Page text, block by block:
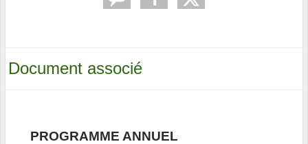
Document associé
PROGRAMME ANNUEL